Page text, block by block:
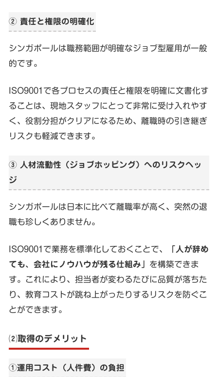
② 責任と権限の明確化
シンガポールは職務範囲が明確なジョブ型雇用が一般
的です。
ISO9001で各プロセスの責任と権限を明確に文書化す
ることは、現地スタッフにとって非常に受け入れやす
く、役割分担がクリアになるため、離職時の引き継ぎ
リスクも軽減できます。
③ 人材流動性（ジョブホッピング）へのリスクヘッ
ジ
シンガポールは日本に比べて離職率が高く、突然の退
職も珍しくありません。
ISO9001で業務を標準化しておくことで、
「人が辞め
ても、会社にノウハウが残る仕組み」 を構築できま
す。これにより、担当者が変わるたびに品質が落ちた
り、教育コストが跳ね上がったりするリスクを防ぐこ
とができます。
⑵取得のデメリット
①運用コスト（人件費）の負担